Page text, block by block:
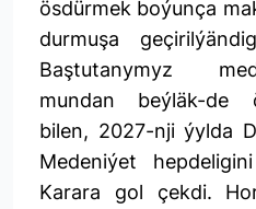
ösdürmek boýunça
durmuşa
Baştutanymyz
mundan beýläk-de
bilen, 2027-nji ýylda
Medeniýet
Karara gol çekdi.